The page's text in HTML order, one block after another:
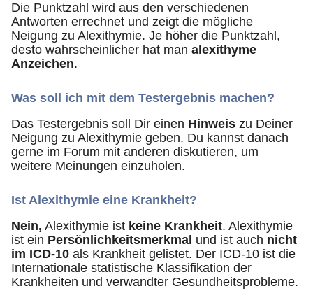
Die Punktzahl wird aus den verschiedenen
Antworten errechnet und zeigt die mögliche
Neigung zu Alexithymie. Je höher die Punktzahl,
desto wahrscheinlicher hat man alexithyme
Anzeichen.
Was soll ich mit dem Testergebnis machen?
Das Testergebnis soll Dir einen Hinweis zu Deiner
Neigung zu Alexithymie geben. Du kannst danach
gerne im Forum mit anderen diskutieren, um
weitere Meinungen einzuholen.
Ist Alexithymie eine Krankheit?
Nein, Alexithymie ist keine Krankheit. Alexithymie
ist ein Persönlichkeitsmerkmal und ist auch nicht
im ICD-10 als Krankheit gelistet. Der ICD-10 ist die
Internationale statistische Klassifikation der
Krankheiten und verwandter Gesundheitsprobleme.